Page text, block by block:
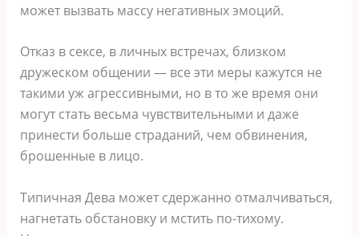
может вызвать массу негативных эмоций.
Отказ в сексе, в личных встречах, близком
дружеском общении ― все эти меры кажутся не
такими уж агрессивными, но в то же время они
могут стать весьма чувствительными и даже
принести больше страданий, чем обвинения,
брошенные в лицо.
Типичная Дева может сдержанно отмалчиваться,
нагнетать обстановку и мстить по-тихому.